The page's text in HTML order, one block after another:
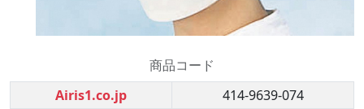
商品コード
Airis1.co.jp
414-9639-074